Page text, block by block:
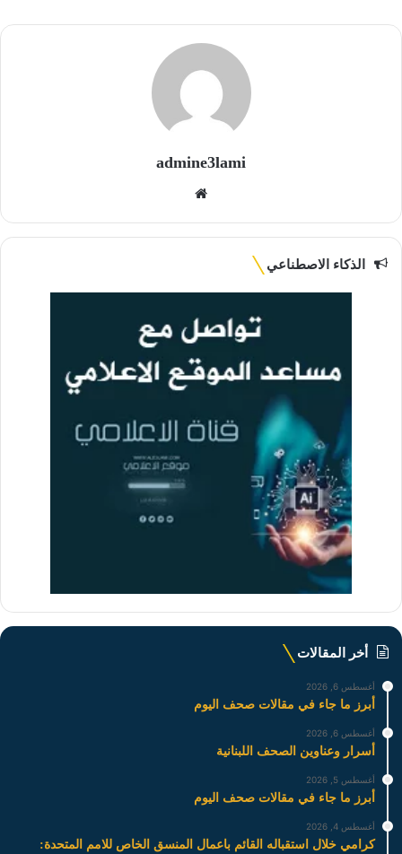
admine3lami
الذكاء الاصطناعي
أخر المقالات
أغسطس 6, 2026
أبرز ما جاء في مقالات صحف اليوم
أغسطس 6, 2026
أسرار وعناوين الصحف اللبنانية
أغسطس 5, 2026
أبرز ما جاء في مقالات صحف اليوم
أغسطس 4, 2026
كرامي خلال استقباله القائم باعمال المنسق الخاص للامم المتحدة: